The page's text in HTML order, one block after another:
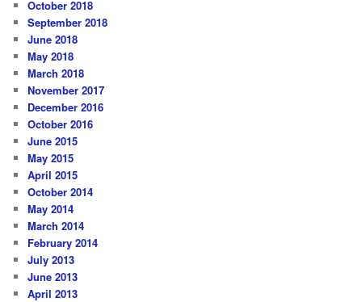
October 2018
September 2018
June 2018
May 2018
March 2018
November 2017
December 2016
October 2016
June 2015
May 2015
April 2015
October 2014
May 2014
March 2014
February 2014
July 2013
June 2013
April 2013